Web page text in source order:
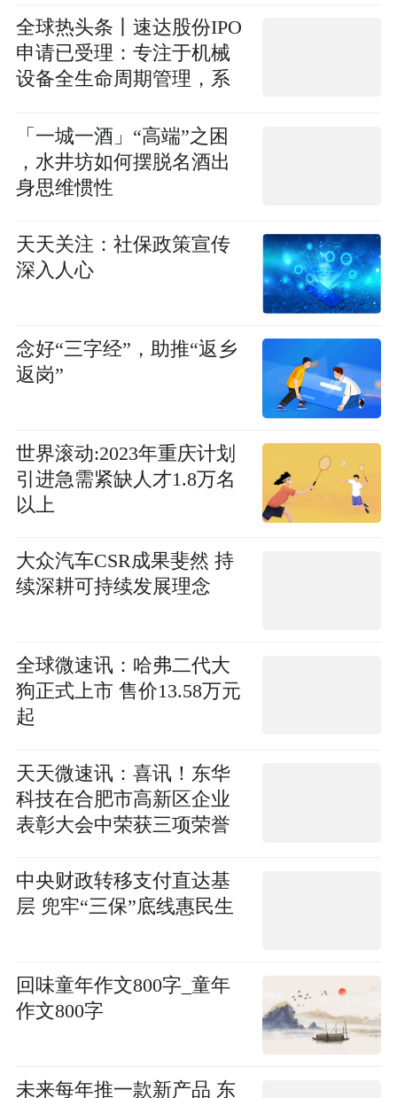
全球热头条丨速达股份IPO
申请已受理：专注于机械
设备全生命周期管理，系
后市场专业服务商
「一城一酒」“高端”之困
，水井坊如何摆脱名酒出
身思维惯性
天天关注：社保政策宣传
深入人心
念好“三字经”，助推“返乡
返岗”
世界滚动:2023年重庆计划
引进急需紧缺人才1.8万名
以上
大众汽车CSR成果斐然 持
续深耕可持续发展理念
全球微速讯：哈弗二代大
狗正式上市 售价13.58万元
起
天天微速讯：喜讯！东华
科技在合肥市高新区企业
表彰大会中荣获三项荣誉
中央财政转移支付直达基
层 兜牢“三保”底线惠民生
回味童年作文800字_童年
作文800字
未来每年推一款新产品 东